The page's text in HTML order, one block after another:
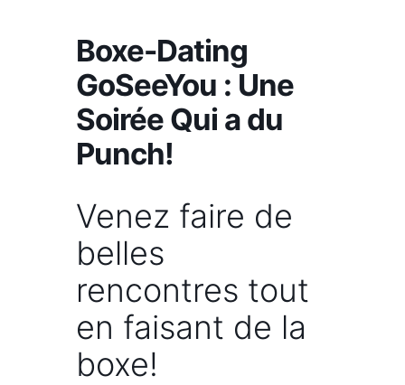
Boxe-Dating
GoSeeYou : Une
Soirée Qui a du
Punch!
Venez faire de
belles
rencontres tout
en faisant de la
boxe!